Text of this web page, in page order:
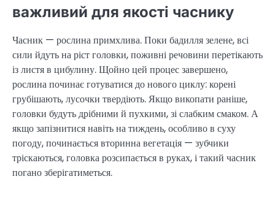
важливий для якості часнику
Часник — рослина примхлива. Поки бадилля зелене, всі
сили йдуть на ріст головки, поживні речовини перетікають
із листя в цибулину. Щойно цей процес завершено,
рослина починає готуватися до нового циклу: корені
грубішають, лусочки твердіють. Якщо викопати раніше,
головки будуть дрібними й пухкими, зі слабким смаком. А
якщо запізнитися навіть на тиждень, особливо в суху
погоду, починається вторинна вегетація — зубчики
тріскаються, головка розсипається в руках, і такий часник
погано зберігатиметься.